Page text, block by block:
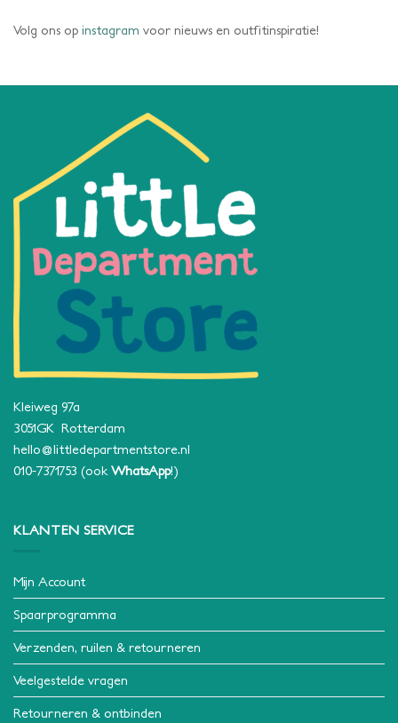
Volg ons op instagram voor nieuws en outfitinspiratie!
Kleiweg 97a
3051GK Rotterdam
hello@littledepartmentstore.nl
010-7371753 (ookWhatsApp!)
KLANTEN SERVICE
Mijn Account
Spaarprogramma
Verzenden, ruilen & retourneren
Veelgestelde vragen
Retourneren & ontbinden